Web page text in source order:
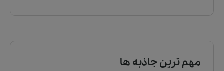
مهم ترین جاذبه ها